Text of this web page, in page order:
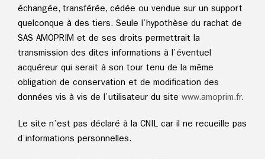
échangée, transférée, cédée ou vendue sur un support
quelconque à des tiers. Seule l’hypothèse du rachat de
SAS AMOPRIM et de ses droits permettrait la
transmission des dites informations à l’éventuel
acquéreur qui serait à son tour tenu de la même
obligation de conservation et de modification des
données vis à vis de l’utilisateur du site www.amoprim.fr.
Le site n’est pas déclaré à la CNIL car il ne recueille pas
d’informations personnelles.